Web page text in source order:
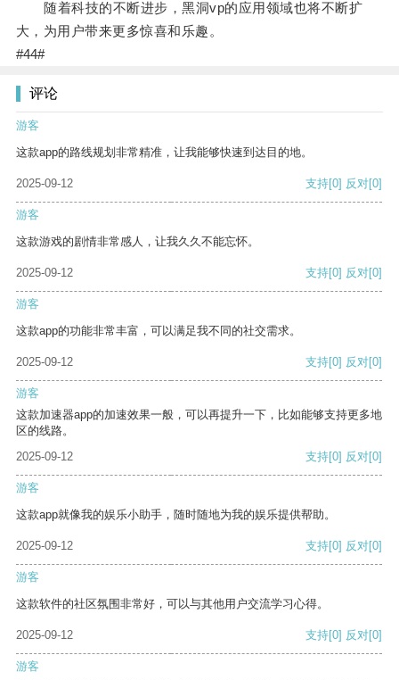
随着科技的不断进步，黑洞vp的应用领域也将不断扩
大，为用户带来更多惊喜和乐趣。
#44#
评论
游客
这款app的路线规划非常精准，让我能够快速到达目的地。
2025-09-12 支持[0] 反对[0]
游客
这款游戏的剧情非常感人，让我久久不能忘怀。
2025-09-12 支持[0] 反对[0]
游客
这款app的功能非常丰富，可以满足我不同的社交需求。
2025-09-12 支持[0] 反对[0]
游客
这款加速器app的加速效果一般，可以再提升一下，比如能够支持更多地
区的线路。
2025-09-12
支持[0] 反对[0]
游客
这款app就像我的娱乐小助手，随时随地为我的娱乐提供帮助。
2025-09-12 支持[0] 反对[0]
游客
这款软件的社区氛围非常好，可以与其他用户交流学习心得。
2025-09-12 支持[0] 反对[0]
游客